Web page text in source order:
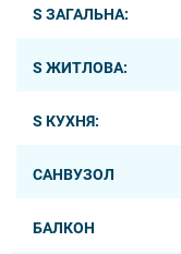
S ЗАГАЛЬНА:
S ЖИТЛОВА:
S КУХНЯ:
САНВУЗОЛ
БАЛКОН